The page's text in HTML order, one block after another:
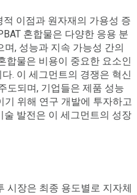
이점과 원자재의 가용성 증
혼합물은 다양한 응용 분
, 성능과 지속 가능성 간의
합물은 비용이 중요한 요소인
. 이 세그먼트의 경쟁은 혁신
도되며, 기업들은 제품 성능
위해 연구 개발에 투자하고
발전은 이 세그먼트의 성장
시장은 최종 용도별로 지자체